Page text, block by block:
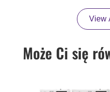
View
Może Ci się